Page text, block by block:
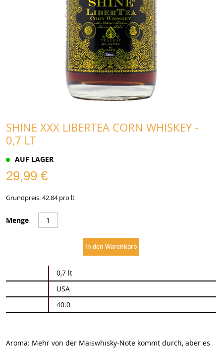
SHINE XXX LIBERTEA CORN WHISKEY -
0,7 LT
AUF LAGER
29,99 €
Grundpreis: 42.84 pro lt
Menge
In den Warenkorb
Informationen
0,7 lt
USA
40.0
Aroma: Mehr von der Maiswhisky-Note kommt durch, aber es